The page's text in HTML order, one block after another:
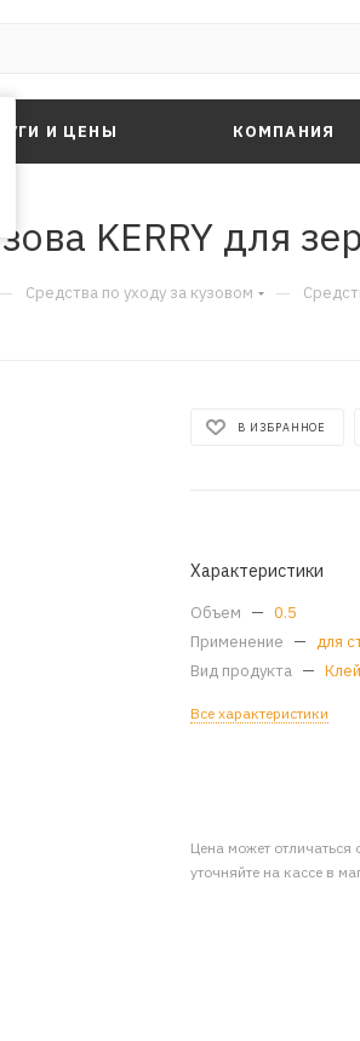
И ЦЕНЫ КОМПАНИЯ
KERRY для
— Средства по уходу за кузовом —
В ИЗБРАННОЕ
Характеристики
Объем — 0.5
Применение — для
Вид продукта — Клей
Все характеристики
Цена может
уточняйте на кассе в